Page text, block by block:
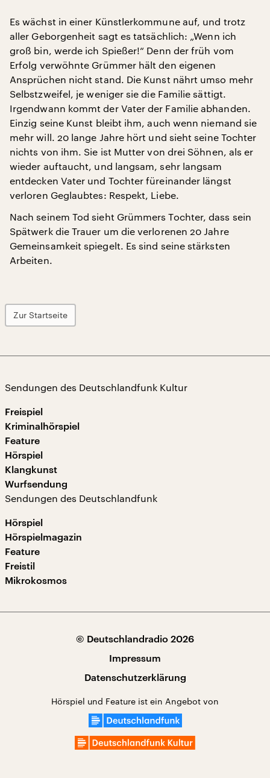
Es wächst in einer Künstlerkommune auf, und trotz
aller Geborgenheit sagt es tatsächlich: „Wenn ich
groß bin, werde ich Spießer!“ Denn der früh vom
Erfolg verwöhnte Grümmer hält den eigenen
Ansprüchen nicht stand. Die Kunst nährt umso mehr
Selbstzweifel, je weniger sie die Familie sättigt.
Irgendwann kommt der Vater der Familie abhanden.
Einzig seine Kunst bleibt ihm, auch wenn niemand sie
mehr will. 20 lange Jahre hört und sieht seine Tochter
nichts von ihm. Sie ist Mutter von drei Söhnen, als er
wieder auftaucht, und langsam, sehr langsam
entdecken Vater und Tochter füreinander längst
verloren Geglaubtes: Respekt, Liebe.
Nach seinem Tod sieht Grümmers Tochter, dass sein
Spätwerk die Trauer um die verlorenen 20 Jahre
Gemeinsamkeit spiegelt. Es sind seine stärksten
Arbeiten.
Zur Startseite
Sendungen des Deutschlandfunk Kultur
Freispiel
Kriminalhörspiel
Feature
Hörspiel
Klangkunst
Wurfsendung
Sendungen des Deutschlandfunk
Hörspiel
Hörspielmagazin
Feature
Freistil
Mikrokosmos
© Deutschlandradio 2026
Impressum
Datenschutzerklärung
Hörspiel und Feature ist ein Angebot von